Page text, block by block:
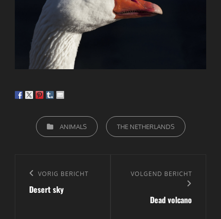
CATEGORIEËN
ANIMALS THE NETHERLANDS
navigatie
Vorig
bericht
VORIG BERICHT
Desert sky
Volgend
VOLGEND BERICHT
Dead volcano